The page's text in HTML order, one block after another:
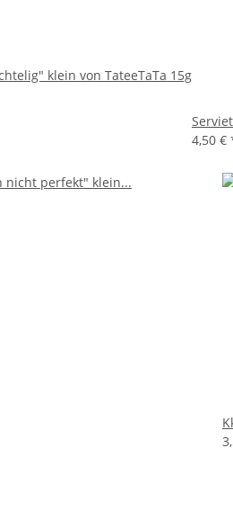
klein von TateeTaTa 15g
4,50 €